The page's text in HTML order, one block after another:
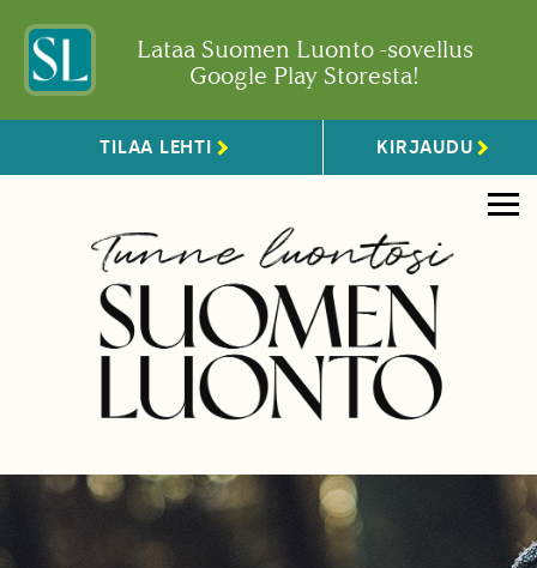
Lataa Suomen Luonto -sovellus
Google Play Storesta!
TILAA LEHTI KIRJAUDU